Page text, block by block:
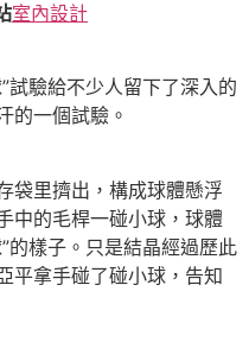
室內設計
試驗給不少人留下了深入的
的一個試驗。
袋里擠出，構成球體懸浮
中的毛桿一碰小球，球體
的樣子。只是結晶經過歷此
平拿手碰了碰小球，告知